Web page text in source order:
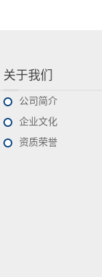
关于我们
公司简介
企业文化
资质荣誉